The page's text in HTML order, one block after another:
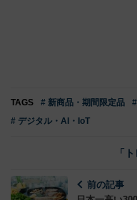
TAGS # 新商品・期間限定品
# デジタル・AI・IoT
「
前の記事